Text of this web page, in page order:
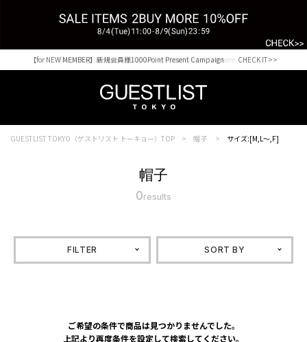
Shopping from outside Japan? Visit our Global Site here. >>
【for NEW MEMBER】新規会員様1000Point Present Campaign CHECK IT>>
GUESTLIST TOKYO（ゲストリスト トーキョー）TOP 帽子 サイズ:[M,L～,F]
帽子
0results
FILTER SORT BY
ご希望の条件で商品は見つかりませんでした。
上記より再度条件を設定して検索してください。